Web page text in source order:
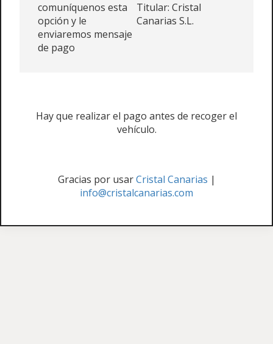
comuníquenos esta
opción y le
enviaremos mensaje
de pago
Titular: Cristal
Canarias S.L.
Hay que realizar el pago antes de recoger el
vehículo.
Gracias por usarCristal Canarias |
info@cristalcanarias.com